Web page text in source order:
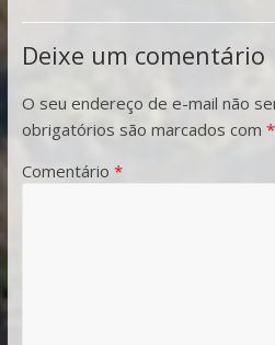
Deixe um comentário
O seu endereço de e-mail não
obrigatórios são marcados com *
Comentário *